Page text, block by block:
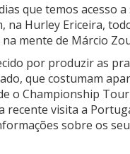
que temos acesso
na Hurley Ericeira,
mente de Márcio
por produzir as
que costumam
o Championship Tour
recente visita a
sobre os